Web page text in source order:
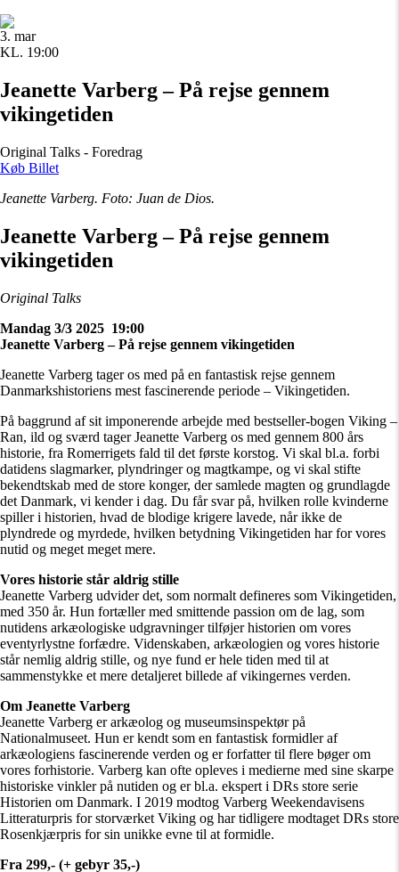
3. mar
KL. 19:00
Jeanette Varberg – På rejse gennem
vikingetiden
Original Talks - Foredrag
Køb Billet
Jeanette Varberg. Foto: Juan de Dios.
Jeanette Varberg – På rejse gennem
vikingetiden
Original Talks
Mandag 3/3 2025 19:00
Jeanette Varberg – På rejse gennem vikingetiden
Jeanette Varberg tager os med på en fantastisk rejse gennem
Danmarkshistoriens mest fascinerende periode – Vikingetiden.
På baggrund af sit imponerende arbejde med bestseller-bogen Viking –
Ran, ild og sværd tager Jeanette Varberg os med gennem 800 års
historie, fra Romerrigets fald til det første korstog. Vi skal bl.a. forbi
datidens slagmarker, plyndringer og magtkampe, og vi skal stifte
bekendtskab med de store konger, der samlede magten og grundlagde
det Danmark, vi kender i dag. Du får svar på, hvilken rolle kvinderne
spiller i historien, hvad de blodige krigere lavede, når ikke de
plyndrede og myrdede, hvilken betydning Vikingetiden har for vores
nutid og meget meget mere.
Vores historie står aldrig stille
Jeanette Varberg udvider det, som normalt defineres som Vikingetiden,
med 350 år. Hun fortæller med smittende passion om de lag, som
nutidens arkæologiske udgravninger tilføjer historien om vores
eventyrlystne forfædre. Videnskaben, arkæologien og vores historie
står nemlig aldrig stille, og nye fund er hele tiden med til at
sammenstykke et mere detaljeret billede af vikingernes verden.
Om Jeanette Varberg
Jeanette Varberg er arkæolog og museumsinspektør på
Nationalmuseet. Hun er kendt som en fantastisk formidler af
arkæologiens fascinerende verden og er forfatter til flere bøger om
vores forhistorie. Varberg kan ofte opleves i medierne med sine skarpe
historiske vinkler på nutiden og er bl.a. ekspert i DRs store serie
Historien om Danmark. I 2019 modtog Varberg Weekendavisens
Litteraturpris for storværket Viking og har tidligere modtaget DRs store
Rosenkjærpris for sin unikke evne til at formidle.
Fra 299,- (+ gebyr 35,-)